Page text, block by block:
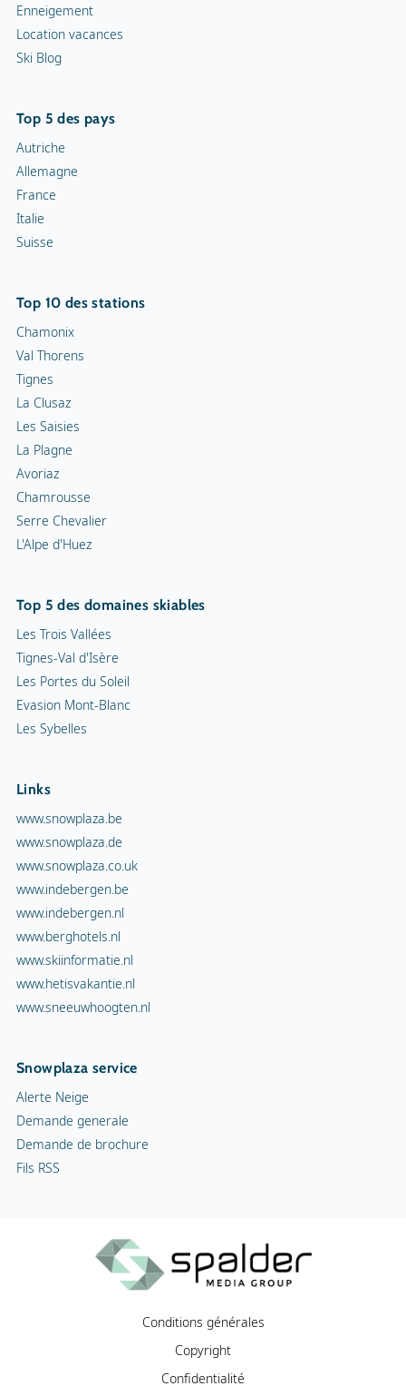
Enneigement
Location vacances
Ski Blog
Top 5 des pays
Autriche
Allemagne
France
Italie
Suisse
Top 10 des stations
Chamonix
Val Thorens
Tignes
La Clusaz
Les Saisies
La Plagne
Avoriaz
Chamrousse
Serre Chevalier
L'Alpe d'Huez
Top 5 des domaines skiables
Les Trois Vallées
Tignes-Val d'Isère
Les Portes du Soleil
Evasion Mont-Blanc
Les Sybelles
Links
www.snowplaza.be
www.snowplaza.de
www.snowplaza.co.uk
www.indebergen.be
www.indebergen.nl
www.berghotels.nl
www.skiinformatie.nl
www.hetisvakantie.nl
www.sneeuwhoogten.nl
Snowplaza service
Alerte Neige
Demande generale
Demande de brochure
Fils RSS
Conditions générales
Copyright
Confidentialité